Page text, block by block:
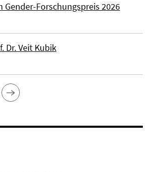
Gender-Forschungspreis 2026
Dr. Veit Kubik